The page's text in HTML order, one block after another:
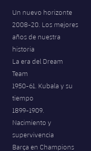
Un nuevo horizonte
2008-20. Los mejores
años de nuestra
historia
La era del Dream
Team
1950-61. Kubala y su
tiempo
1899-1909.
Nacimiento y
supervivencia
Barça en Champions